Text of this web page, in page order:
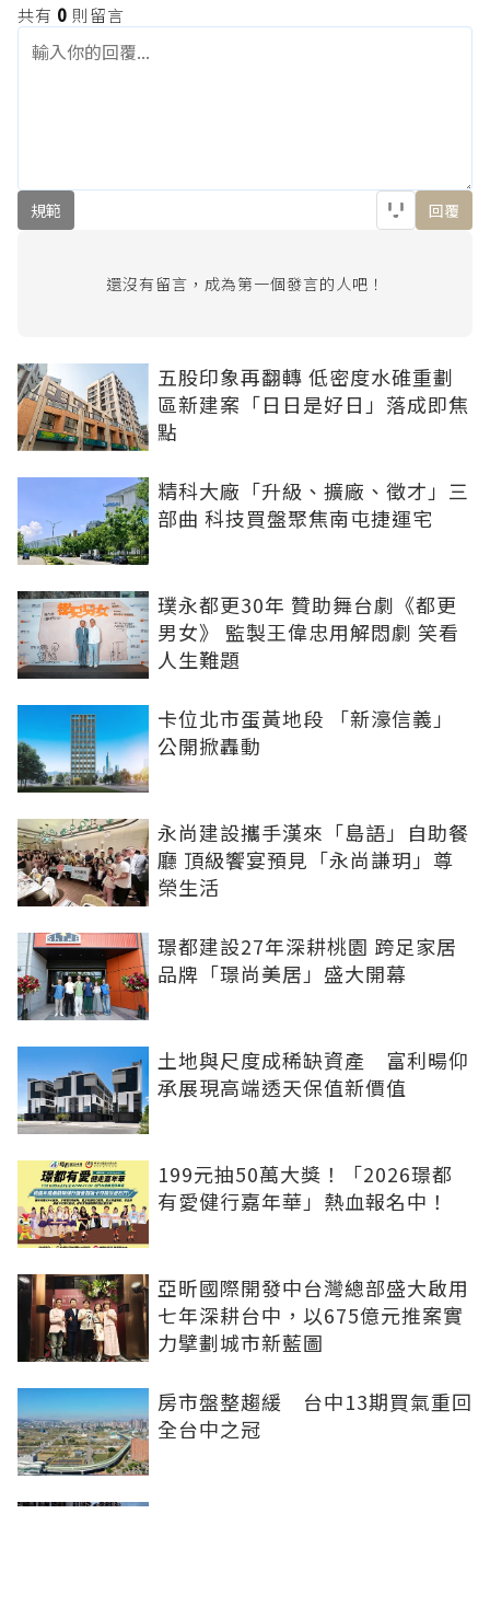
共有 0 則留言
規範 回覆
還沒有留言，成為第一個發言的人吧！
五股印象再翻轉 低密度水碓重劃
區新建案「日日是好日」落成即焦
點
精科大廠「升級、擴廠、徵才」三
部曲 科技買盤聚焦南屯捷運宅
璞永都更30年 贊助舞台劇《都更
男女》 監製王偉忠用解悶劇 笑看
人生難題
卡位北市蛋黃地段 「新濠信義」
公開掀轟動
永尚建設攜手漢來「島語」自助餐
廳 頂級饗宴預見「永尚謙玥」尊
榮生活
璟都建設27年深耕桃園 跨足家居
品牌「璟尚美居」盛大開幕
土地與尺度成稀缺資產 富利暘仰
承展現高端透天保值新價值
199元抽50萬大獎！「2026璟都
有愛健行嘉年華」熱血報名中！
亞昕國際開發中台灣總部盛大啟用
七年深耕台中，以675億元推案實
力擘劃城市新藍圖
房市盤整趨緩 台中13期買氣重回
全台中之冠